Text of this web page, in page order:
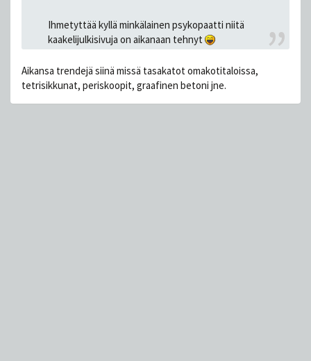
Ihmetyttää kyllä minkälainen psykopaatti niitä
kaakelijulkisivuja on aikanaan tehnyt
Aikansa trendejä siinä missä tasakatot omakotitaloissa,
tetrisikkunat, periskoopit, graafinen betoni jne.